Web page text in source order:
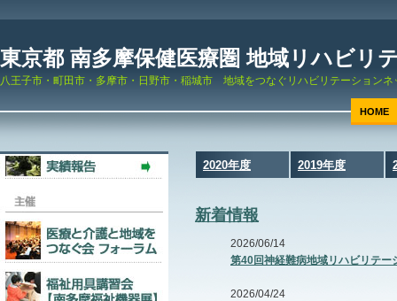
東京都 南多摩保健医療圏 地域リハビリ
八王子市・町田市・多摩市・日野市・稲城市 地域をつなぐリハビリテーションネ
HOME
2020年度 2019年度
新着情報
2026/06/14
第40回神経難病地域リハビリテ
2026/04/24